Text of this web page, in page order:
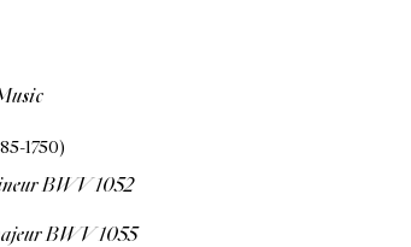
1750)
BWV 1052
BWV 1055